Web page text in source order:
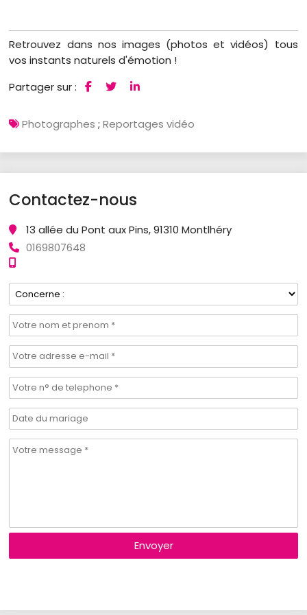
Retrouvez dans nos images (photos et vidéos) tous
vos instants naturels d'émotion !
Partager sur :
Photographes ;Reportages vidéo
Contactez-nous
13 allée du Pont aux Pins, 91310 Montlhéry
0169807648
Envoyer